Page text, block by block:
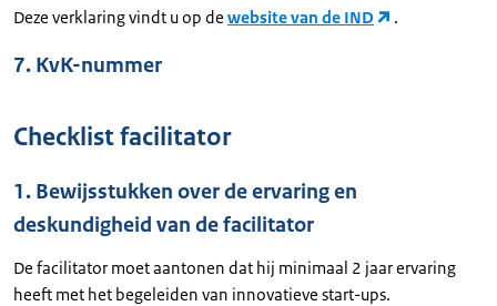
Deze verklaring vindt u op de website van de IND .
7. KvK-nummer
Checklist facilitator
1. Bewijsstukken over de ervaring en
deskundigheid van de facilitator
De facilitator moet aantonen dat hij minimaal 2 jaar ervaring
heeft met het begeleiden van innovatieve start-ups.